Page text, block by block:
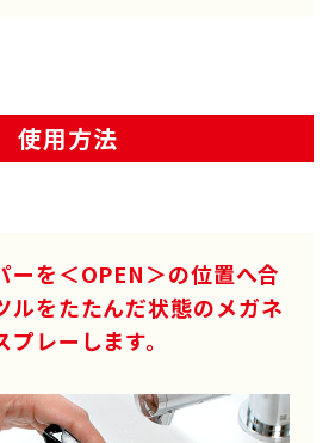
使用方法
ーを＜OPEN＞の位置へ合
ルをたたんだ状態のメガネ
レーします。